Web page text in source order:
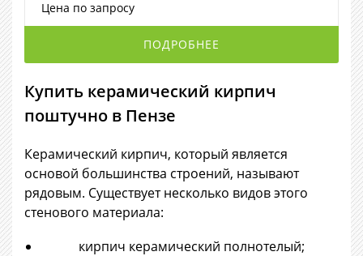
Цена по запросу
ПОДРОБНЕЕ
Купить керамический кирпич
поштучно в Пензе
Керамический кирпич, который является
основой большинства строений, называют
рядовым. Существует несколько видов этого
стенового материала:
кирпич керамический полнотелый;